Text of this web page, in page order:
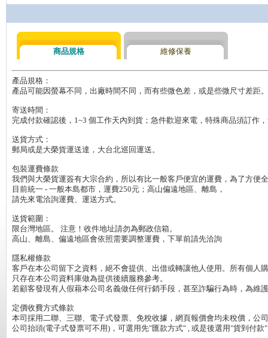
商品規格 維修保養
產品規格：
產品可能因螢幕不同，出廠時間不同，而有些微色差，或是些微尺寸差距。
寄送時間：
完成付款確認後，1~3 個工作天內到貨；急件歡迎來電，特殊商品須訂作
送貨方式：
郵局或是大榮貨運送達，大台北巡回運送。
包裝運費條款
我們與大榮貨運簽有大宗合約，所以有比一般客戶便宜的運費，為了方便
目前統一 - 一般本島都市，運費250元；高山偏遠地區、離島，
請先來電洽詢運費、運送方式。
送貨範圍：
限台灣地區。 注意！收件地址請勿為郵政信箱。
高山、離島、偏遠地區會依照需要調整運費，下單前請先洽詢
隱私權條款
客戶在本公司留下之資料，絕不會提供、出借或轉讓他人使用。所有個人
只存在本公司資料庫做為提供後續服務參考。
若顧客發現有人假藉本公司名義做任何行銷手段，甚至詐騙行為時，為維
定價收費方式條款
本司採用二聯、三聯、電子式發票、免稅收據，網頁報價會均未稅價，公
公司抬頭(電子式發票可不用)，可選用先"匯款方式" , 或是後選用"貨到付款"